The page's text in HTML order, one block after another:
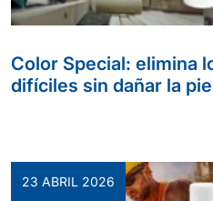
Color Special: elimina
difíciles sin dañar la
23 ABRIL 2026